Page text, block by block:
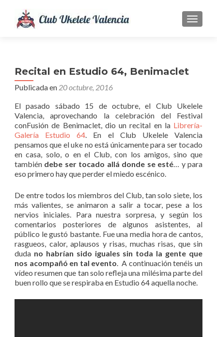
Recital en Estudio 64, Benimaclet
Publicada en 20 octubre, 2016
El pasado sábado 15 de octubre, el Club Ukelele
Valencia, aprovechando la celebración del Festival
conFusión de Benimaclet, dio un recital en la Librería-
Galería Estudio 64. En el Club Ukelele Valencia
pensamos que el uke no está únicamente para ser tocado
en casa, solo, o en el Club, con los amigos, sino que
también debe ser tocado allá donde se esté… y para
eso primero hay que perder el miedo escénico.
De entre todos los miembros del Club, tan solo siete, los
más valientes, se animaron a salir a tocar, pese a los
nervios iniciales. Para nuestra sorpresa, y según los
comentarios posteriores de algunos asistentes, al
público le gustó bastante. Fue una media hora de cantos,
rasgueos, calor, aplausos y risas, muchas risas, que sin
duda no habrían sido iguales sin toda la gente que
nos acompañó en tal evento. A continuación tenéis un
vídeo resumen que tan solo refleja una milésima parte del
buen rollo que se respiraba en Estudio 64 aquella noche.